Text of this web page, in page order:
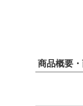
商品概要